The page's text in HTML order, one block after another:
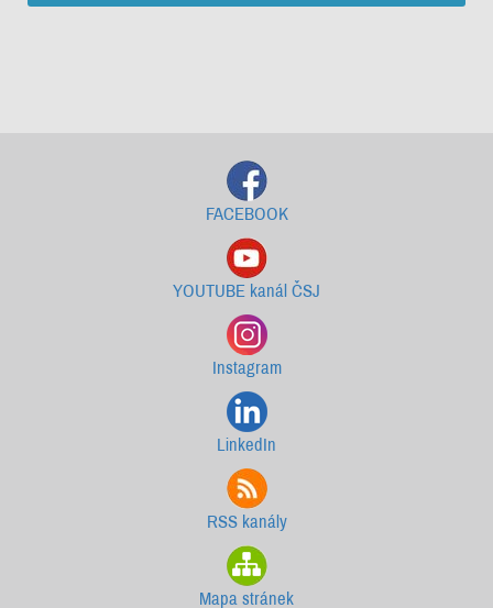
FACEBOOK
YOUTUBE kanál ČSJ
Instagram
LinkedIn
RSS kanály
Mapa stránek